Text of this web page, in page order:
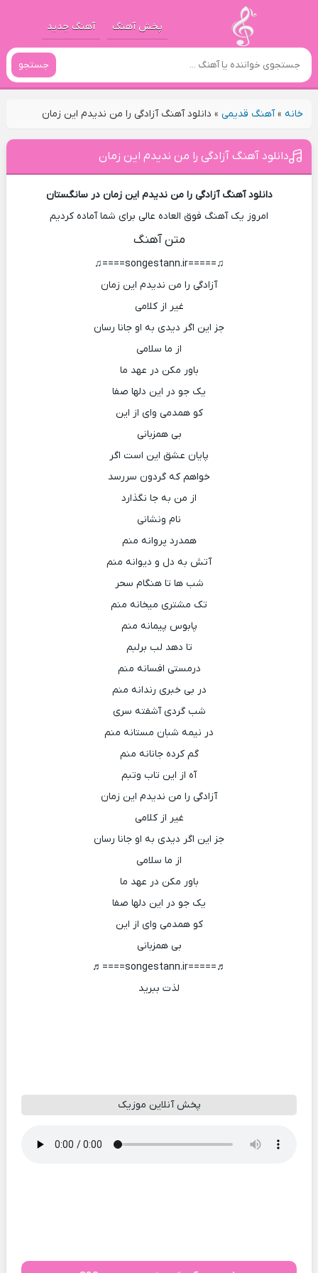
پخش آهنگ آهنگ جدید
جستجو
خانه»آهنگ قدیمی» دانلود آهنگ آزادگی را من ندیدم این زمان
دانلود آهنگ آزادگی را من ندیدم این زمان
دانلود آهنگ آزادگی را من ندیدم این زمان در سانگستان
امروز یک آهنگ فوق العاده عالی برای شما آماده کردیم
متن آهنگ
♫=====songestann.ir====♫
آزادگی را من ندیدم این زمان
غیر از کلامی
جز این اگر دیدی به او جانا رسان
از ما سلامی
باور مکن در عهد ما
یک جو در این دلها صفا
کو همدمی وای از این
بی همزبانی
پایان عشق این است اگر
خواهم که گردون سررسد
از من به جا نگذارد
نام ونشانی
همدرد پروانه منم
آتش به دل و دیوانه منم
شب ها تا هنگام سحر
تک مشتری میخانه منم
پابوس پیمانه منم
تا دهد لب برلبم
درمستی افسانه منم
در بی خبری رندانه منم
شب گردی آشفته سری
در نیمه شبان مستانه منم
گم کرده جانانه منم
آه از این تاب وتبم
آزادگی را من ندیدم این زمان
غیر از کلامی
جز این اگر دیدی به او جانا رسان
از ما سلامی
باور مکن در عهد ما
یک جو در این دلها صفا
کو همدمی وای از این
بی همزبانی
♬=====songestann.ir====♬
لذت ببرید
پخش آنلاین موزیک